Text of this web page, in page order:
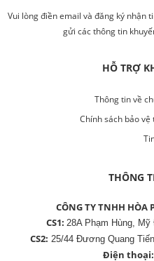
Vui lòng điền email và đăng ký nhận
gửi các thông tin
HỖ TRỢ
Thông tin về
Chính sách bảo
THÔNG
CÔNG TY TNHH HÒA
CS1:28A Phạm Hùng,
CS2: 25/44 Đương Quang
Điện thoại: